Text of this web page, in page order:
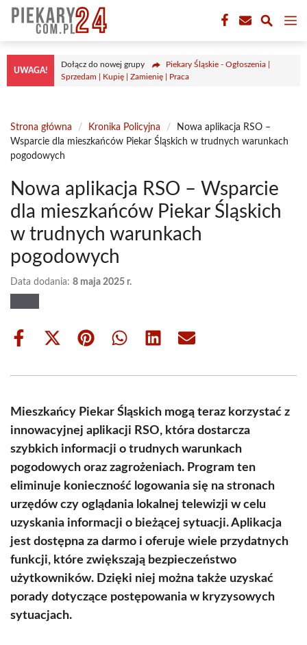
Przejdź
treści
UWAGA!
Dołącz do nowej grupy
Piekary Śląskie - Ogłoszenia |
Sprzedam | Kupię | Zamienię | Praca
Strona główna / Kronika Policyjna /
Nowa aplikacja RSO –
Wsparcie dla mieszkańców Piekar Śląskich w trudnych warunkach
pogodowych
Nowa aplikacja RSO – Wsparcie
dla mieszkańców Piekar Śląskich
w trudnych warunkach
pogodowych
Data dodania: 8 maja 2025 r.
Share
Share
(Twitter)
Share Share Share Share
Mieszkańcy Piekar Śląskich mogą teraz korzystać z
innowacyjnej aplikacji RSO, która dostarcza
szybkich informacji o trudnych warunkach
pogodowych oraz zagrożeniach. Program ten
eliminuje konieczność logowania się na stronach
urzędów czy oglądania lokalnej telewizji w celu
uzyskania informacji o bieżącej sytuacji. Aplikacja
jest dostępna za darmo i oferuje wiele przydatnych
funkcji, które zwiększają bezpieczeństwo
użytkowników. Dzięki niej można także uzyskać
porady dotyczące postępowania w kryzysowych
sytuacjach.